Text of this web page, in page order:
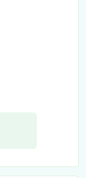
snel
bij ons
aan